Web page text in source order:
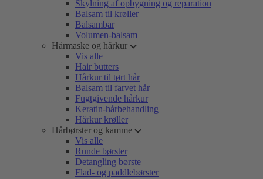
Skylning af opbygning og reparation
Balsam til krøller
Balsambar
Volumen-balsam
Hårmaske og hårkur
Vis alle
Hair butters
Hårkur til tørt hår
Balsam til farvet hår
Fugtgivende hårkur
Keratin-hårbehandling
Hårkur krøller
Hårbørster og kamme
Vis alle
Runde børster
Detangling børste
Flad- og paddlebørster